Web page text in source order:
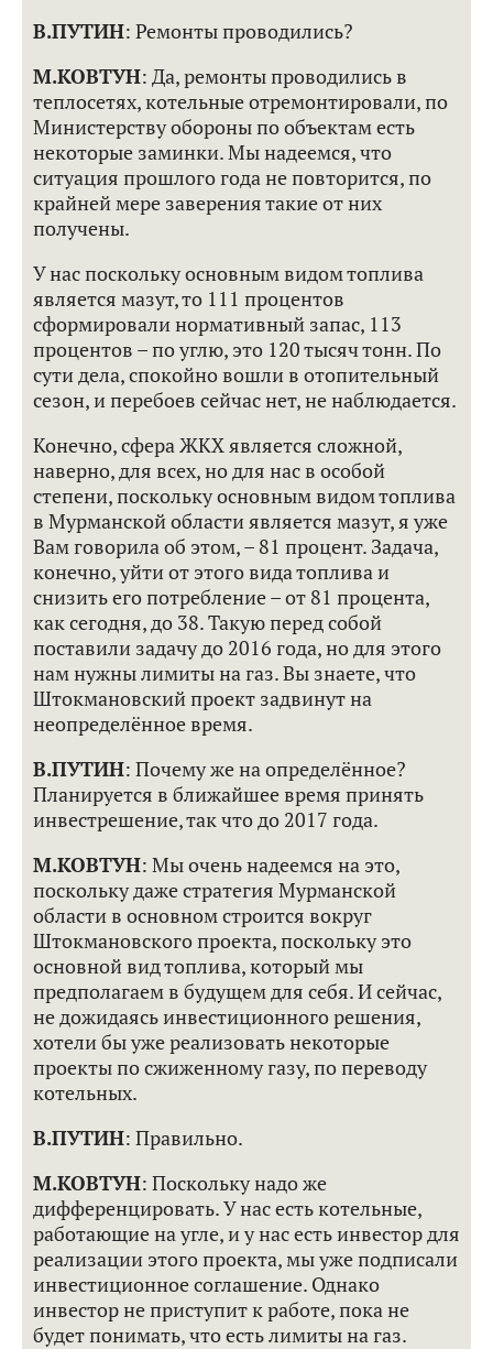
В.ПУТИН: Ремонты проводились?
М.КОВТУН: Да, ремонты проводились в
теплосетях, котельные отремонтировали, по
Министерству обороны по объектам есть
некоторые заминки. Мы надеемся, что
ситуация прошлого года не повторится, по
крайней мере заверения такие от них
получены.
У нас поскольку основным видом топлива
является мазут, то 111 процентов
сформировали нормативный запас, 113
процентов – по углю, это 120 тысяч тонн. По
сути дела, спокойно вошли в отопительный
сезон, и перебоев сейчас нет, не наблюдается.
Конечно, сфера ЖКХ является сложной,
наверно, для всех, но для нас в особой
степени, поскольку основным видом топлива
в Мурманской области является мазут, я уже
Вам говорила об этом, – 81 процент. Задача,
конечно, уйти от этого вида топлива и
снизить его потребление – от 81 процента,
как сегодня, до 38. Такую перед собой
поставили задачу до 2016 года, но для этого
нам нужны лимиты на газ. Вы знаете, что
Штокмановский проект задвинут на
неопределённое время.
В.ПУТИН: Почему же на определённое?
Планируется в ближайшее время принять
инвестрешение, так что до 2017 года.
М.КОВТУН: Мы очень надеемся на это,
поскольку даже стратегия Мурманской
области в основном строится вокруг
Штокмановского проекта, поскольку это
основной вид топлива, который мы
предполагаем в будущем для себя. И сейчас,
не дожидаясь инвестиционного решения,
хотели бы уже реализовать некоторые
проекты по сжиженному газу, по переводу
котельных.
В.ПУТИН: Правильно.
М.КОВТУН: Поскольку надо же
дифференцировать. У нас есть котельные,
работающие на угле, и у нас есть инвестор для
реализации этого проекта, мы уже подписали
инвестиционное соглашение. Однако
инвестор не приступит к работе, пока не
будет понимать, что есть лимиты на газ.